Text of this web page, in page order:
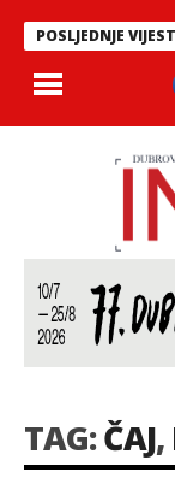
POSLJEDNJE
Philharmonix
TAG:ČAJ,